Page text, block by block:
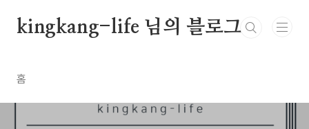
kingkang-life 님의 블로그
홈